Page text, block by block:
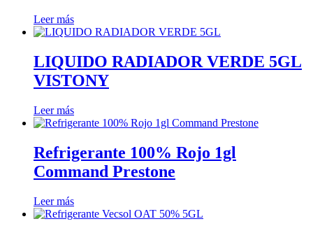
Leer más
LIQUIDO RADIADOR VERDE 5GL
VISTONY
Leer más
Refrigerante 100% Rojo 1gl
Command Prestone
Leer más